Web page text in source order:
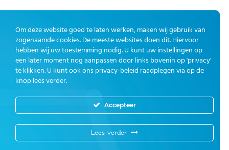
Om deze website goed te laten werken, maken wij gebruik van
zogenaamde cookies. De meeste websites doen dit. Hiervoor
hebben wij uw toestemming nodig. U kunt uw instellingen op
een later moment nog aanpassen door links bovenin op 'privacy'
te klikken. U kunt ook ons privacy-beleid raadplegen via op de
knop lees verder.
Accepteer
Lees verder